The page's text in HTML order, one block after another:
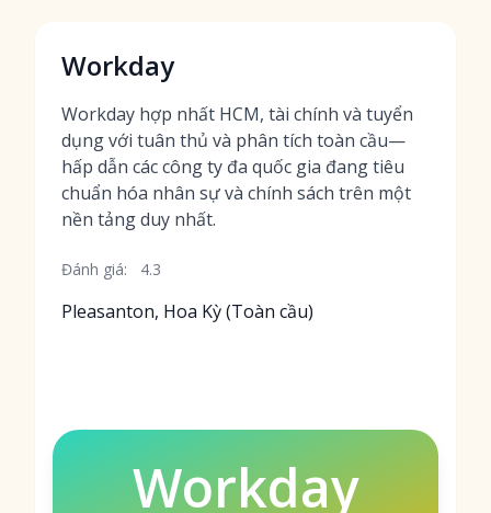
Workday
Workday hợp nhất HCM, tài chính và tuyển
dụng với tuân thủ và phân tích toàn cầu—
hấp dẫn các công ty đa quốc gia đang tiêu
chuẩn hóa nhân sự và chính sách trên một
nền tảng duy nhất.
Đánh giá: 4.3
Pleasanton, Hoa Kỳ (Toàn cầu)
Workday